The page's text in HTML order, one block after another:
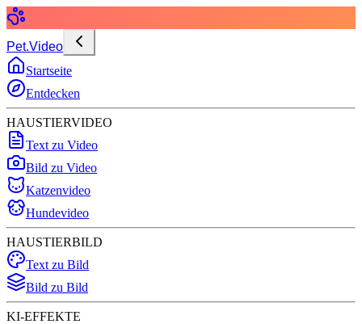
Pet.Video
Startseite
Entdecken
HAUSTIERVIDEO
Text zu Video
Bild zu Video
Katzenvideo
Hundevideo
HAUSTIERBILD
Text zu Bild
Bild zu Bild
KI-EFFEKTE